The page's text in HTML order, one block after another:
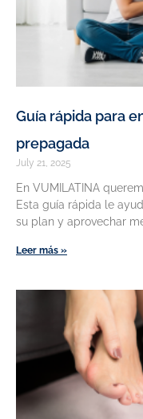
Guía rápida para
prepagada
July 21, 2025
En VUMILATINA
Esta guía rápida le
su plan y aprovechar
Leer más »